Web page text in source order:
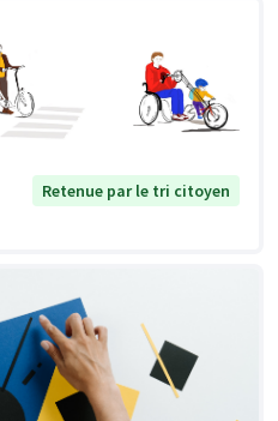
Retenue par le tri citoyen